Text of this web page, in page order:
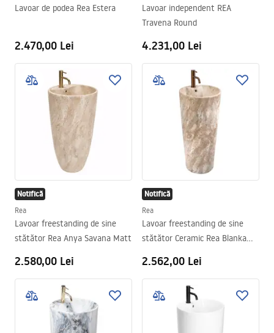
Lavoar de podea Rea Estera
2.470,00 Lei
Lavoar independent REA
Travena Round
4.231,00 Lei
Notifică
Rea
Lavoar freestanding de sine
stătător Rea Anya Savana Matt
2.580,00 Lei
Notifică
Rea
Lavoar freestanding de sine
stătător Ceramic Rea Blanka
2.562,00 Lei